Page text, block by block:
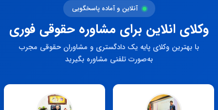
آنلاین و آماده پاسخگویی
وکلای انلاین برای مشاوره حقوقی فوری
با بهترین وکلای پایه یک دادگستری و مشاوران حقوقی مجرب
به‌صورت تلفنی مشاوره بگیرید